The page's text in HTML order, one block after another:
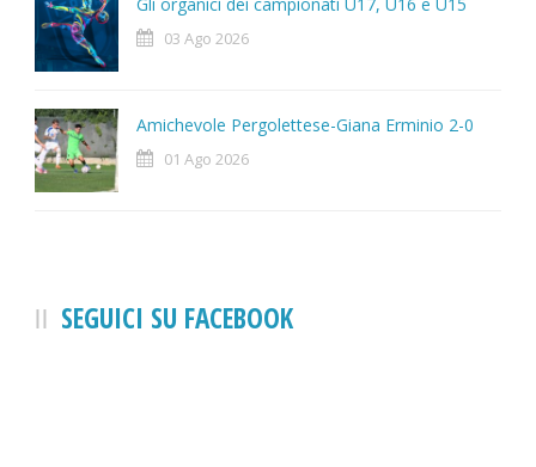
03 Ago 2026
Amichevole Pergolettese-Giana Erminio 2-0
01 Ago 2026
SEGUICI SU FACEBOOK